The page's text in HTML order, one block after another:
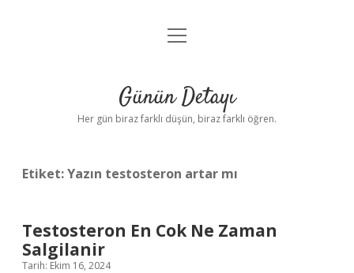
Anasayfa
Yasal Uyarı
menüyü
Günün Detayı
Her gün biraz farklı düşün, biraz farklı öğren.
Etiket:Yazın testosteron artar mı
Testosteron En Cok Ne Zaman
Salgilanir
Tarih: Ekim 16, 2024